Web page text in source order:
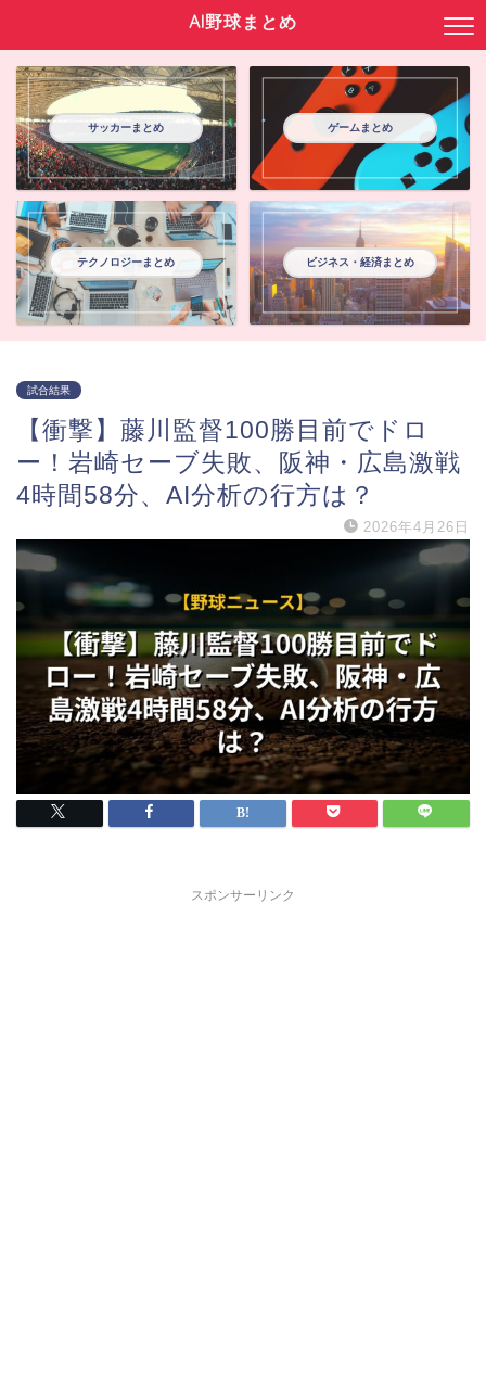
AI野球まとめ
サッカーまとめ ゲームまとめ
テクノロジーまとめ ビジネス・経済まとめ
試合結果
【衝撃】藤川監督100勝目前でドロ
ー！岩崎セーブ失敗、阪神・広島激戦
4時間58分、AI分析の行方は？
2026年4月26日
スポンサーリンク